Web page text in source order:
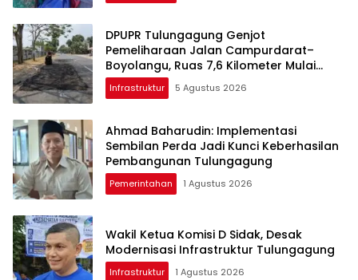
DPUPR Tulungagung Genjot
Pemeliharaan Jalan Campurdarat–
Boyolangu, Ruas 7,6 Kilometer Mulai
Diperbaiki
Infrastruktur 5 Agustus 2026
Ahmad Baharudin: Implementasi
Sembilan Perda Jadi Kunci Keberhasilan
Pembangunan Tulungagung
Pemerintahan 1 Agustus 2026
Wakil Ketua Komisi D Sidak, Desak
Modernisasi Infrastruktur Tulungagung
Infrastruktur 1 Agustus 2026